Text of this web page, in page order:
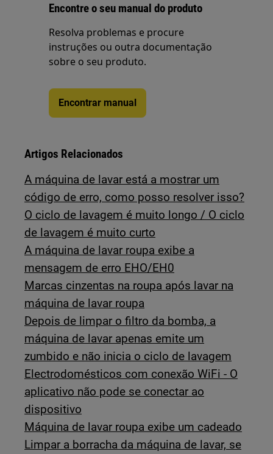
Encontre o seu manual do produto
Resolva problemas e procure
instruções ou outra documentação
sobre o seu produto.
Encontrar manual
Artigos Relacionados
A máquina de lavar está a mostrar um
código de erro, como posso resolver isso?
O ciclo de lavagem é muito longo / O ciclo
de lavagem é muito curto
A máquina de lavar roupa exibe a
mensagem de erro EHO/EH0
Marcas cinzentas na roupa após lavar na
máquina de lavar roupa
Depois de limpar o filtro da bomba, a
máquina de lavar apenas emite um
zumbido e não inicia o ciclo de lavagem
Electrodomésticos com conexão WiFi - O
aplicativo não pode se conectar ao
dispositivo
Máquina de lavar roupa exibe um cadeado
Limpar a borracha da máquina de lavar, se